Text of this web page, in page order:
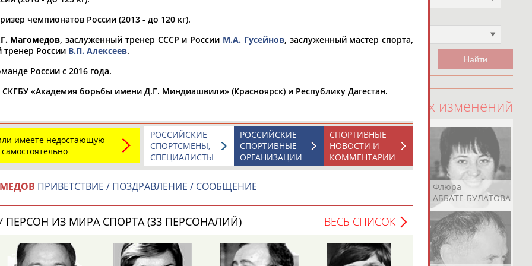
рождения
чч по мм
100 последних изменений
Юлия
Дмитрий
Тамилла
Флюра
АББАТЕ-БУЛАТОВА
чемпионатов России (2013 - до 120 кг).
Магомедов , заслуженный тренер СССР и России М.А. Гусейнов, заслуженный мастер спорта,
России В.П. Алексеев.
России с 2016 года.
СКГБУ «Академия борьбы имени Д.Г. Миндиашвили» (Красноярск) и Республику Дагестан.
имеете недостающую
СПОРТИВНЫЕ
НОВОСТИ И
КОММЕНТАРИИ
РОССИЙСКИЕ
СПОРТИВНЫЕ
ОРГАНИЗАЦИИ
РОССИЙСКИЕ
СПОРТСМЕНЫ,
СПЕЦИАЛИСТЫ
ПРИВЕТСТВИЕ / ПОЗДРАВЛЕНИЕ / СООБЩЕНИЕ
ПЕРСОН ИЗ МИРА СПОРТА (33 ПЕРСОНАЛИЙ) ВЕСЬ СПИСОК